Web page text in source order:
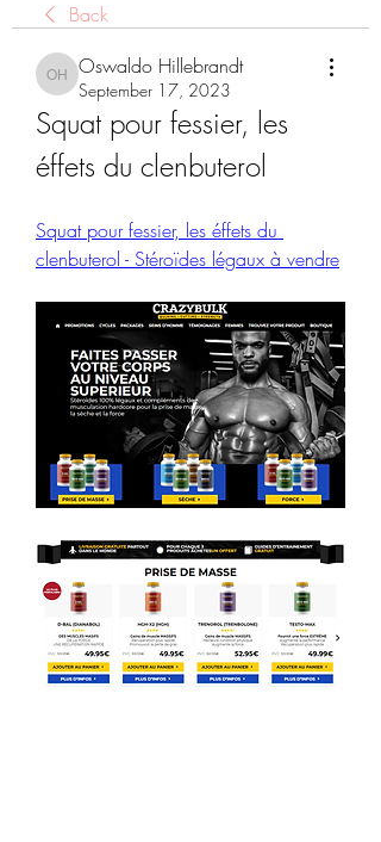
Back
Oswaldo Hillebrandt
Oswaldo Hillebrandt
September 17, 2023
Squat pour fessier, les
éffets du clenbuterol
Squat pour fessier, les éffets du
clenbuterol - Stéroïdes légaux à vendre